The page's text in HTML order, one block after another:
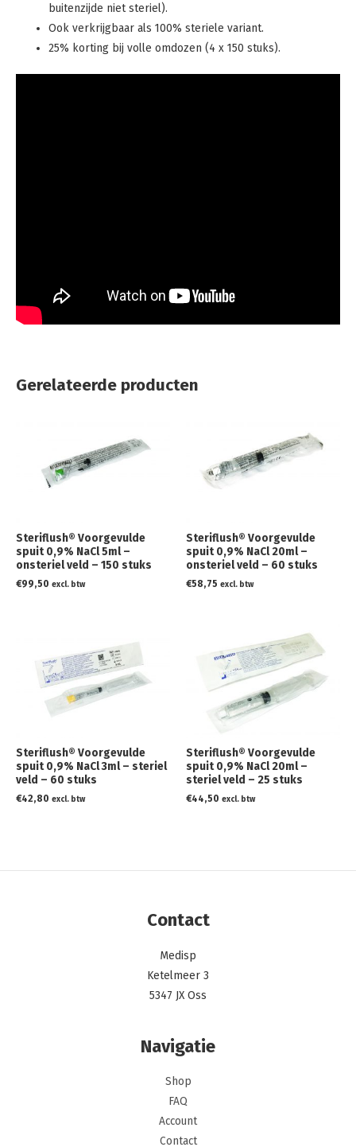
buitenzijde niet steriel).
Ook verkrijgbaar als 100% steriele variant.
25% korting bij volle omdozen (4 x 150 stuks).
Gerelateerde producten
Steriflush® Voorgevulde
spuit 0,9% NaCl 5ml –
onsteriel veld – 150 stuks
€99,50 excl. btw
Steriflush® Voorgevulde
spuit 0,9% NaCl 20ml –
onsteriel veld – 60 stuks
€58,75 excl. btw
Steriflush® Voorgevulde
spuit 0,9% NaCl 3ml – steriel
veld – 60 stuks
€42,80 excl. btw
Steriflush® Voorgevulde
spuit 0,9% NaCl 20ml –
steriel veld – 25 stuks
€44,50 excl. btw
Contact
Medisp
Ketelmeer 3
5347 JX Oss
Navigatie
Shop
FAQ
Account
Contact